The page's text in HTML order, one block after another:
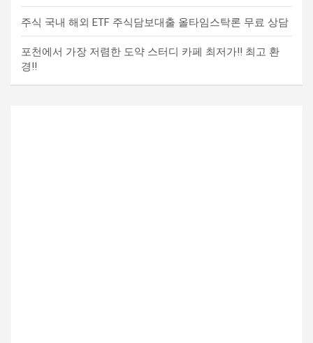
주식 국내 해외 ETF 주식담보대출 올타임스탁론 무료 상담
포천에서 가장 저렴한 도약 스터디 카페 최저가!! 최고 환
경!!